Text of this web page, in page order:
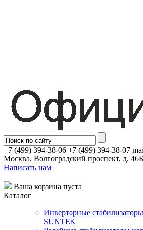
+7 (499) 394-38-06 +7 (499) 394-38-07
Москва, Волгоградский проспект, д.
Написать нам
Ваша корзина пуста
Каталог
Инверторные
SUNTEK